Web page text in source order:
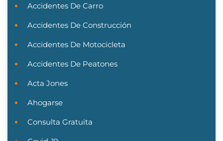
Accidentes De Carro
Accidentes De Construcción
Accidentes De Motocicleta
Accidentes De Peatones
Acta Jones
Ahogarse
Consulta Gratuita